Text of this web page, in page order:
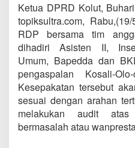
Ketua DPRD Kolut,
topiksultra.com,
RDP bersama tim
dihadiri Asisten II,
Umum, Bapedda dan
pengaspalan Kosali-
Kesepakatan tersebut
sesuai dengan arahan
melakukan audit
bermasalah atau